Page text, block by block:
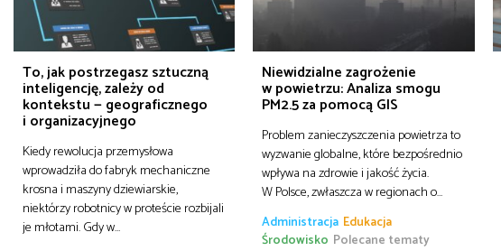
To, jak postrzegasz sztuczną
inteligencję, zależy od
kontekstu — geograficznego
i organizacyjnego
Kiedy rewolucja przemysłowa
wprowadziła do fabryk mechaniczne
krosna i maszyny dziewiarskie,
niektórzy robotnicy w proteście rozbijali
je młotami. Gdy w…
Niewidzialne zagrożenie
w powietrzu: Analiza smogu
PM2.5 za pomocą GIS
Problem zanieczyszczenia powietrza to
wyzwanie globalne, które bezpośrednio
wpływa na zdrowie i jakość życia.
W Polsce, zwłaszcza w regionach o…
Administracja Edukacja
Polecane tematy
Środowisko